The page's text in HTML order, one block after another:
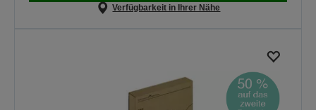
Verfügbarkeit in Ihrer Nähe